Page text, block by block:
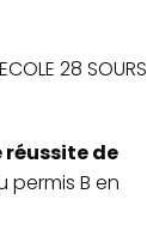
28 SOURS
réussite de
permis B en